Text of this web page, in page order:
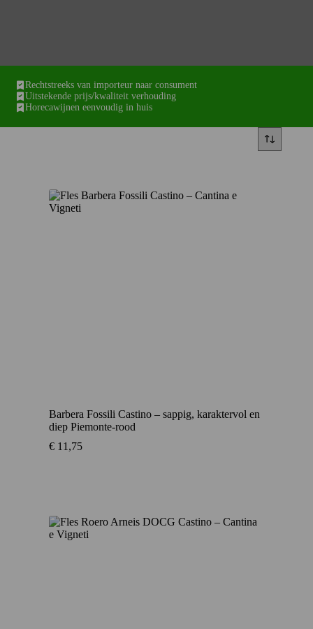
Rechtstreeks van importeur naar consument
Uitstekende prijs/kwaliteit verhouding
Horecawijnen eenvoudig in huis
Barbera Fossili Castino – sappig, karaktervol en
diep Piemonte-rood
€ 11,75